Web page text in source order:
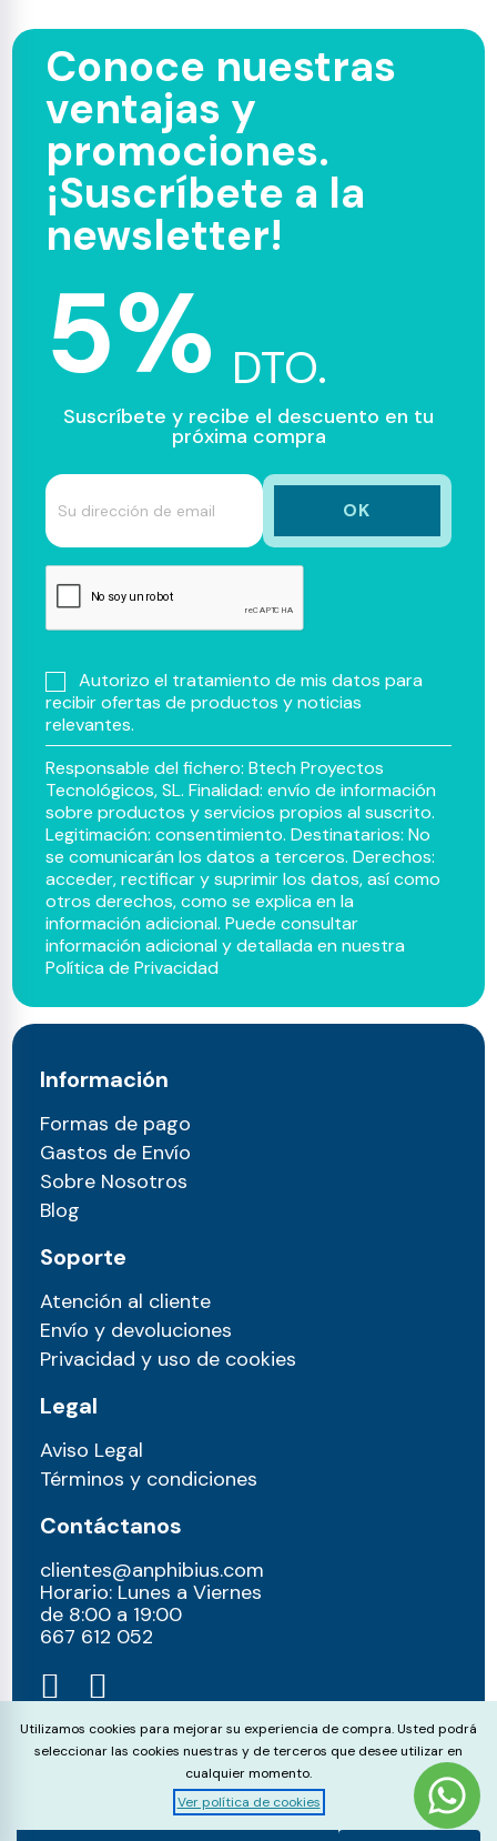
Conoce nuestras
ventajas y
promociones.
¡Suscríbete a la
newsletter!
5% DTO.
Suscríbete y recibe el descuento en tu
próxima compra
Autorizo el tratamiento de mis datos para
recibir ofertas de productos y noticias
relevantes.
Responsable del fichero: Btech Proyectos
Tecnológicos, SL. Finalidad: envío de información
sobre productos y servicios propios al suscrito.
Legitimación: consentimiento. Destinatarios: No
se comunicarán los datos a terceros. Derechos:
acceder, rectificar y suprimir los datos, así como
otros derechos, como se explica en la
información adicional. Puede consultar
información adicional y detallada en nuestra
Política de Privacidad
Información
Formas de pago
Gastos de Envío
Sobre Nosotros
Blog
Soporte
Atención al cliente
Envío y devoluciones
Privacidad y uso de cookies
Legal
Aviso Legal
Términos y condiciones
Contáctanos
clientes@anphibius.com
Horario: Lunes a Viernes
de 8:00 a 19:00
667 612 052​
© anphibius, 2026
Cookie Consent
Utilizamos cookies para mejorar su experiencia de compra. Usted podrá
seleccionar las cookies nuestras y de terceros que desee utilizar en
cualquier momento.
Ver política de cookies